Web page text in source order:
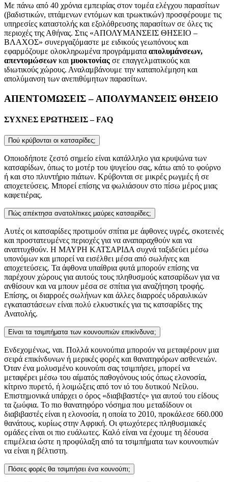
Με πάνω από 40 χρόνια εμπειρίας στον τομέα ελέγχου παρασίτων
(βαδιστικών, ιπτάμενων εντόμων και τρωκτικών) προσφέρουμε τις
υπηρεσίες καταστολής και εξολόθρευσης παρασίτων σε όλες τις
περιοχές της Αθήνας. Στις «ΑΠΟΛΥΜΑΝΣΕΙΣ ΘΗΣΕΙΟ –
ΒΛΑΧΟΣ» συνεργαζόμαστε με ειδικούς γεωπόνους και
εφαρμόζουμε ολοκληρωμένα προγράμματα απολυμάνσεων,
απεντομώσεων και μυοκτονίας σε επαγγελματικούς και
ιδιωτικούς χώρους. Αναλαμβάνουμε την καταπολέμηση και
απολύμανση των ανεπιθύμητων παρασίτων.
ΑΠΕΝΤΟΜΩΣΕΙΣ – ΑΠΟΛΥΜΑΝΣΕΙΣ ΘΗΣΕΙΟ
ΣΥΧΝΕΣ ΕΡΩΤΗΣΕΙΣ – FAQ
Πού κρύβονται οι κατσαρίδες;
Οποιοδήποτε ζεστό σημείο είναι κατάλληλο για κρυψώνα των
κατσαρίδων, όπως το μοτέρ του ψυγείου σας, κάτω από το φούρνο
ή και στο πλυντήριο πιάτων. Κρύβονται σε μικρές ρωγμές ή σε
αποχετεύσεις. Μπορεί επίσης να φωλιάσουν στο πίσω μέρος μιας
καφετιέρας.
Πώς απέκτησα ανατολίτικες μαύρες κατσαρίδες;
Αυτές οι κατσαρίδες προτιμούν σπίτια με άφθονες υγρές, σκοτεινές
και προστατευμένες περιοχές για να αναπαραχθούν και να
αναπτυχθούν. Η ΜΑΥΡΗ ΚΑΤΣΑΡΙΔΑ συχνά ταξιδεύει μέσω
υπονόμων και μπορεί να εισέλθει μέσα από σωλήνες και
αποχετεύσεις. Τα άφθονα υπαίθρια φυτά μπορούν επίσης να
παρέχουν χώρους για αυτούς τους πληθυσμούς κατσαρίδων για να
ανθίσουν και να μπουν μέσα σε σπίτια για αναζήτηση τροφής.
Επίσης, οι διαρροές σωλήνων και άλλες διαρροές υδραυλικών
εγκαταστάσεων είναι πολύ ελκυστικές για τις κατσαρίδες της
Ανατολής.
Είναι τα τσιμπήματα των κουνουπιών επικίνδυνα;
Ενδεχομένως, ναι. Πολλά κουνούπια μπορούν να μεταφέρουν μια
σειρά επικίνδυνων ή μερικές φορές και θανατηφόρων ασθενειών.
Όταν ένα μολυσμένο κουνούπι σας τσιμπήσει, μπορεί να
μεταφέρει μέσω του αίματός παθογόνους ιούς όπως ελονοσία,
κίτρινο πυρετό, ή λοιμώξεις από τον ιό του δυτικού Νείλου.
Επιστημονικά υπάρχει ο όρος «διαβιβαστές» για αυτού του είδους
τα ζωύφια. Το πιο θανατηφόρο νόσημα που μεταδίδουν οι
διαβιβαστές είναι η ελονοσία, η οποία το 2010, προκάλεσε 660.000
θανάτους, κυρίως στην Αφρική. Οι φτωχότερες πληθυσμιακές
ομάδες είναι οι πιο ευάλωτες. Καλό είναι να έχουμε τη δέουσα
επιμέλεια ώστε η προφύλαξη από τα τσιμπήματα των κουνουπιών
να είναι η βέλτιστη.
Πόσες φορές θα τσιμπήσει ένα κουνούπι;